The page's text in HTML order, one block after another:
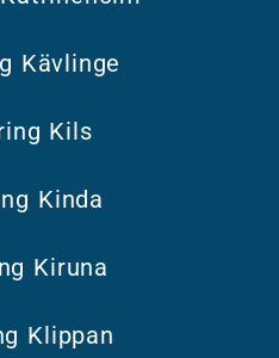
Kävlinge
Kils
Kinda
Kiruna
Klippan